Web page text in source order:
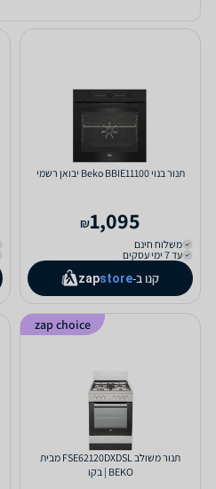
תנור בנוי Beko BBIE11100 יבואן רשמי
1,095
₪
משלוח חינם
עד 7 ימי עסקים
קנו ב- zapstore
תנור משולב FSE62120DXDSL מבית
BEKO | בקו
zap choice